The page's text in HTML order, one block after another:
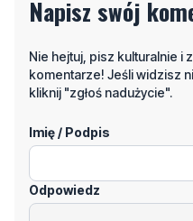
komentarze! Jeśli widzisz
kliknij "zgłoś nadużycie".
Imię / Podpis
Odpowiedz
Wiadomość